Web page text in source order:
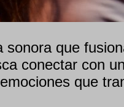
sonora que
conectar con
que